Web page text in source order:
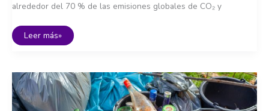
alrededor del 70 % de las emisiones globales de CO₂ y
La
y
ciudadanía
Leer más»